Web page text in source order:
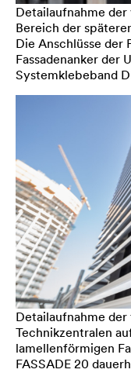
Detailaufnahme
Bereich der
Die Anschlüsse der
Fassadenanker der
Systemklebeband
Detailaufnahme
Technikzentralen
lamellenförmigen
FASSADE 20